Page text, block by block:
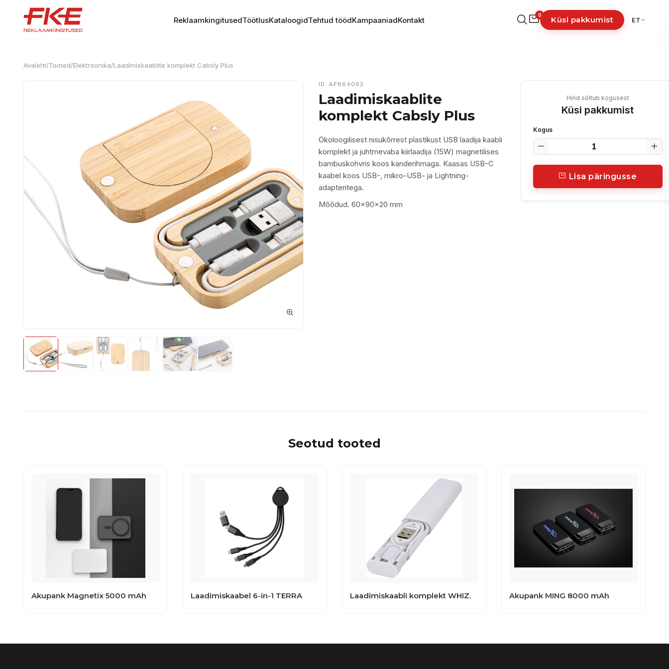
ReklaamkingitusedTöötlusKataloogidTehtud töödKampaaniadKontakt
0
Küsi pakkumist ET
Avaleht/Tooted/Elektroonika/Laadimiskaablite komplekt Cabsly Plus
ID: AP864062
Laadimiskaablite
komplekt Cabsly Plus
Ökoloogilisest nisukõrrest plastikust USB laadija kaabli
komplekt ja juhtmevaba kiirlaadija (15W) magnetilises
bambuskohvris koos kanderihmaga. Kaasas USB-C
kaabel koos USB-, mikro-USB- ja Lightning-
adapteritega.
Mõõdud. 60×90×20 mm
Hind sõltub kogusest
Küsi pakkumist
Kogus
Lisa päringusse
Seotud tooted
Akupank Magnetix 5000 mAh Laadimiskaabel 6-in-1 TERRA Laadimiskaabli komplekt WHIZ. Akupank MING 8000 mAh